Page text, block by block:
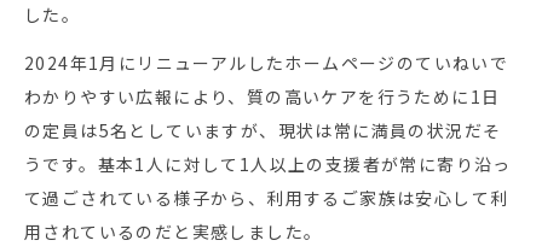
した。
2024年1月にリニューアルしたホームページのていねいで
わかりやすい広報により、質の高いケアを行うために1日
の定員は5名としていますが、現状は常に満員の状況だそ
うです。基本1人に対して1人以上の支援者が常に寄り沿っ
て過ごされている様子から、利用するご家族は安心して利
用されているのだと実感しました。